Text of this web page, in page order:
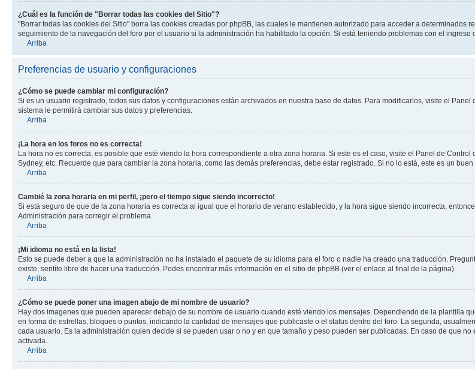
¿Cuál es la función de "Borrar todas las cookies del Sitio"?
"Borrar todas las cookies del Sitio" borra las cookies creadas por phpBB, las cuales le mantienen autorizado para acceder a determinados
seguimiento de la navegación del foro por el usuario si la administración ha habilitado la opción. Si está teniendo problemas con el ingreso
Arriba
Preferencias de usuario y configuraciones
¿Cómo se puede cambiar mi configuración?
Si es un usuario registrado, todos sus datos y configuraciones están archivados en nuestra base de datos. Para modificarlos, visite el
sistema le permitirá cambiar sus datos y preferencias.
Arriba
¡La hora en los foros no es correcta!
La hora no es correcta, es posible que esté viendo la hora correspondiente a otra zona horaria. Si este es el caso, visite el Panel de
Sydney, etc. Recuerde que para cambiar la zona horaria, como las demás preferencias, debe estar registrado. Si no lo está, este es un buen
Arriba
Cambié la zona horaria en mi perfil, ¡pero el tiempo sigue siendo incorrecto!
Si está seguro de que de la zona horaria es correcta al igual que el horario de verano establecido, y la hora sigue siendo incorrecta,
Administración para corregir el problema.
Arriba
¡Mi idioma no está en la lista!
Esto se puede deber a que la administración no ha instalado el paquete de su idioma para el foro o nadie ha creado una traducción.
existe, sentíte libre de hacer una traducción. Podes encontrar más información en el sitio de phpBB (ver el enlace al final de la página).
Arriba
¿Cómo se puede poner una imagen abajo de mi nombre de usuario?
Hay dos imagenes que pueden aparecer debajo de su nombre de usuario cuando esté viendo los mensajes. Dependiendo de la plantilla
en forma de estrellas, bloques o puntos, indicando la cantidad de mensajes que publicaste o el status dentro del foro. La segunda,
cada usuario. Es la administración quien decide si se pueden usar o no y en que tamaño y peso pueden ser publicadas. En caso de que
activada.
Arriba